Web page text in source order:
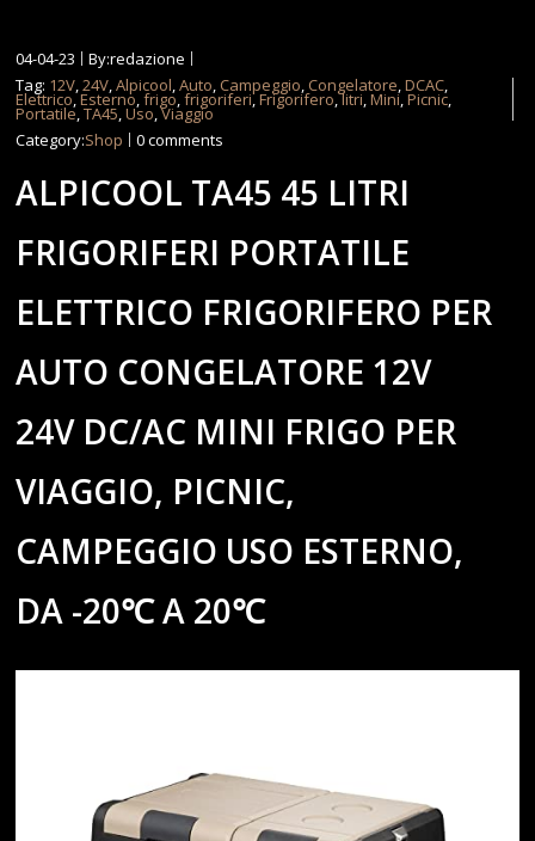
04-04-23
By:redazione
Tag: 12V,24V,Alpicool,Auto, Campeggio, Congelatore,DCAC,
Elettrico,Esterno,frigo,frigoriferi,Frigorifero,litri,Mini,Picnic,
Portatile,TA45,Uso,Viaggio
Category:Shop 0 comments
ALPICOOL TA45 45 LITRI
FRIGORIFERI PORTATILE
ELETTRICO FRIGORIFERO PER
AUTO CONGELATORE 12V
24V DC/AC MINI FRIGO PER
VIAGGIO, PICNIC,
CAMPEGGIO USO ESTERNO,
DA -20℃ A 20℃